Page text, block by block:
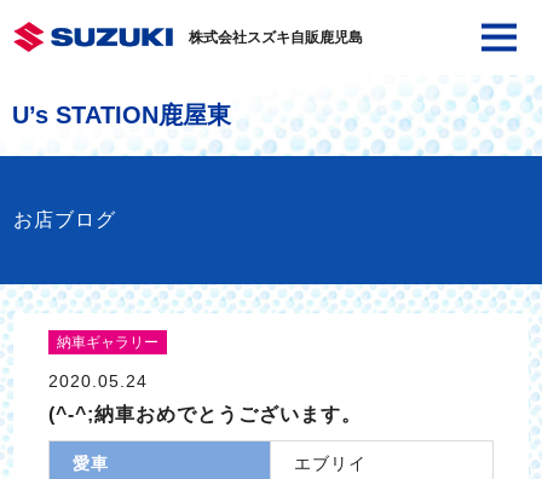
株式会社スズキ自販鹿児島
U’s STATION鹿屋東
お店ブログ
納車ギャラリー
2020.05.24
(^-^;納車おめでとうございます。
愛車 エブリイ